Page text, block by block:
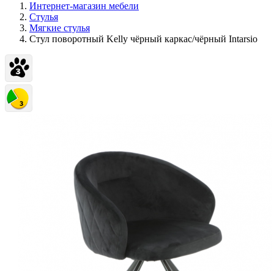
Интернет-магазин мебели
Стулья
Мягкие стулья
Стул поворотный Kelly чёрный каркас/чёрный Intarsio